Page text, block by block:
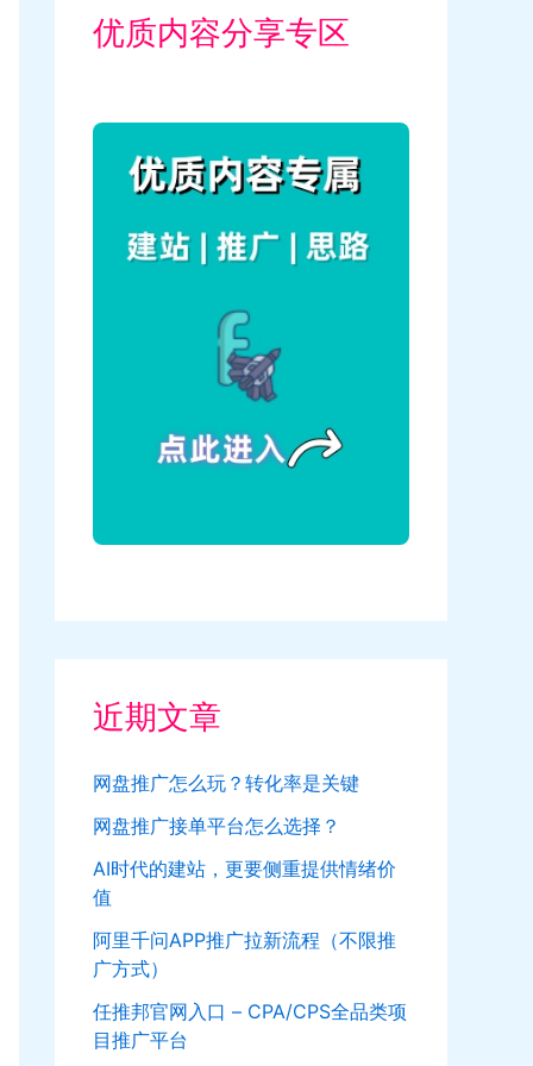
优质内容分享专区
近期文章
网盘推广怎么玩？转化率是关键
网盘推广接单平台怎么选择？
AI时代的建站，更要侧重提供情绪价
值
阿里千问APP推广拉新流程（不限推
广方式）
任推邦官网入口 – CPA/CPS全品类项
目推广平台